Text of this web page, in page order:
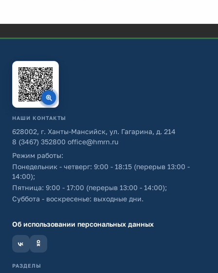
НАШИ КОНТАКТЫ
628002, г. Ханты-Мансийск, ул. Гагарина, д. 214
8 (3467) 352800 office@hmrn.ru
Режим работы:
Понедельник - четверг: 9:00 - 18:15 (перерыв 13:00 -
14:00);
Пятница: 9:00 - 17:00 (перерыв 13:00 - 14:00);
Суббота - воскресенье: выходные дни.
Об использовании персональных данных
РАЗДЕЛЫ